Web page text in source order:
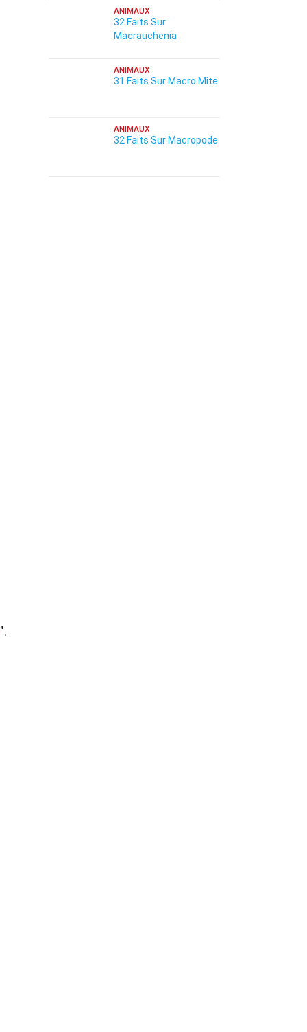
".
ANIMAUX
32 Faits Sur
Macrauchenia
ANIMAUX
31 Faits Sur Macro Mite
ANIMAUX
32 Faits Sur Macropode